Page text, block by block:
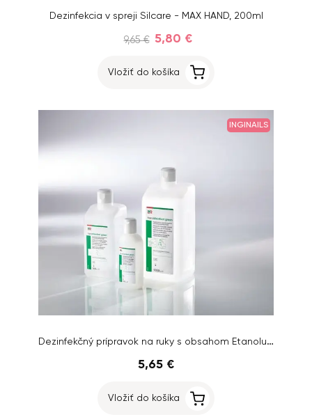
Dezinfekcia v spreji Silcare - MAX HAND, 200ml
9,65 € 5,80 €
Vložiť do košíka
INGINAILS
Dezinfekčný prípravok na ruky s obsahom Etanolu 100ml
5,65 €
Vložiť do košíka